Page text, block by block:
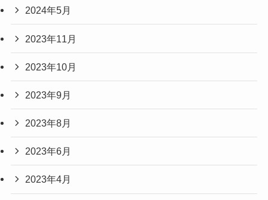
2024年5月
2023年11月
2023年10月
2023年9月
2023年8月
2023年6月
2023年4月